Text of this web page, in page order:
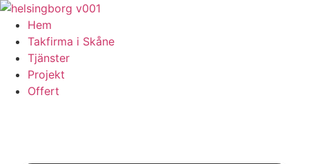
Skip
content
Hem
Takfirma i Skåne
Tjänster
Projekt
Offert